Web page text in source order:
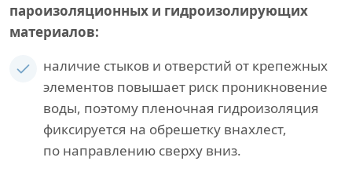
пароизоляционных и гидроизолирующих
материалов:
наличие стыков и отверстий от крепежных
элементов повышает риск проникновение
воды, поэтому пленочная гидроизоляция
фиксируется на обрешетку внахлест,
по направлению сверху вниз.